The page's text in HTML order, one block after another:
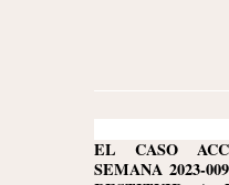
EL CASO
SEMANA 2023-